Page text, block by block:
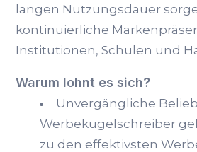
langen Nutzungsdauer
kontinuierliche
Institutionen, Schulen und
Warum lohnt es sich?
Unvergängliche
Werbekugelschreiber
zu den effektivsten